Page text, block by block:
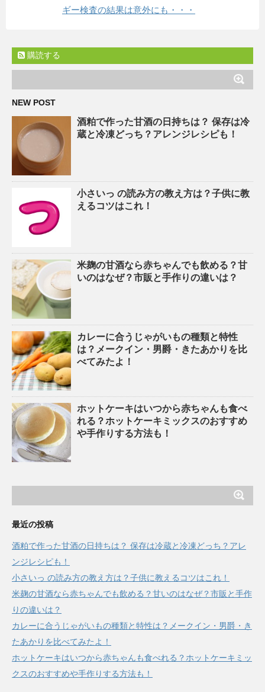
ギー検査の結果は意外にも・・・
購読する
NEW POST
酒粕で作った甘酒の日持ちは？ 保存は冷
蔵と冷凍どっち？アレンジレシピも！
小さいっ の読み方の教え方は？子供に教
えるコツはこれ！
米麹の甘酒なら赤ちゃんでも飲める？甘
いのはなぜ？市販と手作りの違いは？
カレーに合うじゃがいもの種類と特性
は？メークイン・男爵・きたあかりを比
べてみたよ！
ホットケーキはいつから赤ちゃんも食べ
れる？ホットケーキミックスのおすすめ
や手作りする方法も！
最近の投稿
酒粕で作った甘酒の日持ちは？ 保存は冷蔵と冷凍どっち？アレ
ンジレシピも！
小さいっ の読み方の教え方は？子供に教えるコツはこれ！
米麹の甘酒なら赤ちゃんでも飲める？甘いのはなぜ？市販と手作
りの違いは？
カレーに合うじゃがいもの種類と特性は？メークイン・男爵・き
たあかりを比べてみたよ！
ホットケーキはいつから赤ちゃんも食べれる？ホットケーキミッ
クスのおすすめや手作りする方法も！